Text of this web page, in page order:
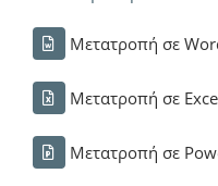
Μετατροπή σε
Μετατροπή σε
Μετατροπή σε